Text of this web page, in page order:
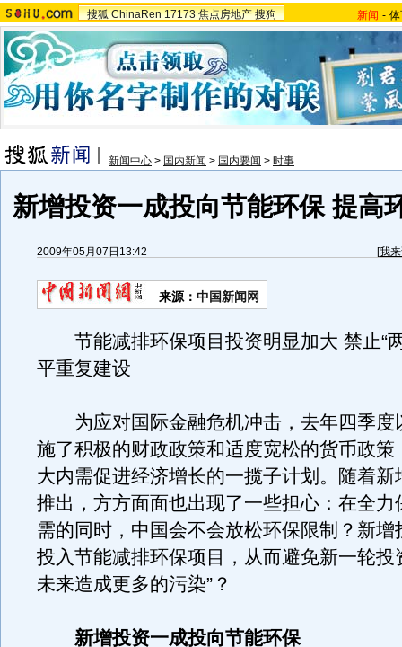
搜狐 ChinaRen 17173 焦点房地产 搜狗 新闻 -
新闻中心 > 国内新闻 > 国内要闻 > 时事
新增投资一成投向节能环保 提高
2009年05月07日13:42 [我
来源： 中国新闻网
节能减排环保项目投资明显加大 禁止“
平重复建设
为应对国际金融危机冲击，去年四季度
施了积极的财政政策和适度宽松的货币政策
大内需促进经济增长的一揽子计划。随着新
推出，方方面面也出现了一些担心：在全力
需的同时，中国会不会放松环保限制？新增
投入节能减排环保项目，从而避免新一轮投
未来造成更多的污染”？
新增投资一成投向节能环保